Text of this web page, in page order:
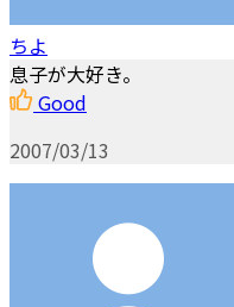
ちよ
息子が大好き。
Good
2007/03/13